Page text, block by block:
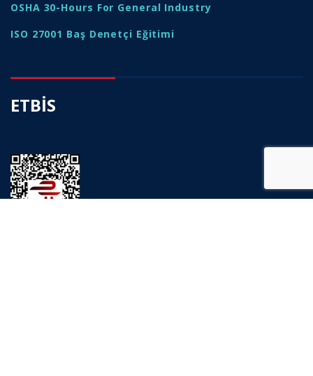
OSHA 30-Hours For General Industry
ISO 27001 Baş Denetçi Eğitimi
ETBİS